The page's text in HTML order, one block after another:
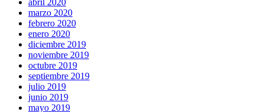
abril 2020
marzo 2020
febrero 2020
enero 2020
diciembre 2019
noviembre 2019
octubre 2019
septiembre 2019
julio 2019
junio 2019
mayo 2019